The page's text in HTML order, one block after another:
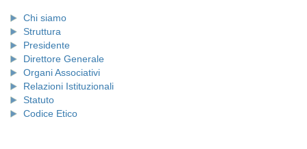
Chi siamo
Struttura
Presidente
Direttore Generale
Organi Associativi
Relazioni Istituzionali
Statuto
Codice Etico